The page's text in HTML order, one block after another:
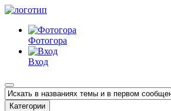
Фотогора
Вход
Категории